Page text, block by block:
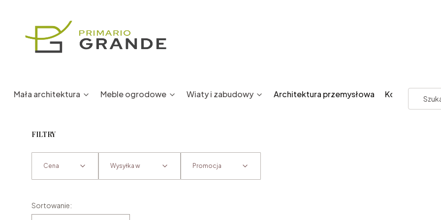
Mała architektura Meble ogrodowe Wiaty i zabudowy Architektura przemysłowa Kontakt
FILTRY
Cena Wysyłka w Promocja
Lista produktów
Sortowanie: